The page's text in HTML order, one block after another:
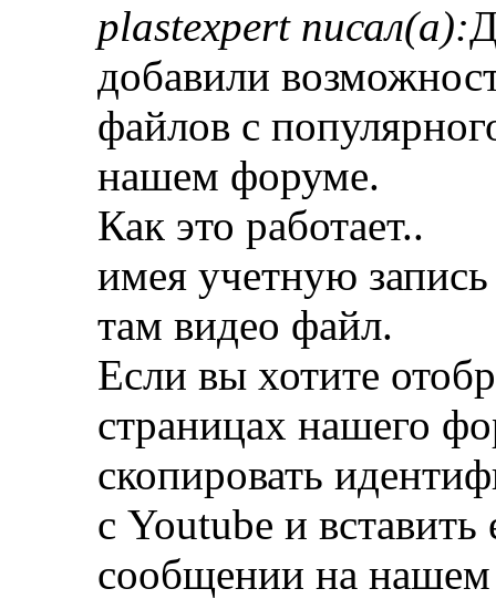
plastexpert писал(а):
добавили
файлов с
нашем форуме.
Как это работает..
имея учетную
там видео файл.
Если вы хотите
страницах нашего
скопировать
с Youtube и вставить
сообщении на